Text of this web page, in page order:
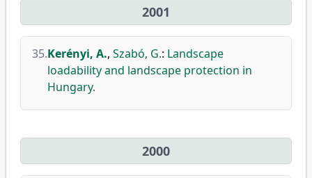
2001
35.Kerényi, A., Szabó, G.: Landscape
loadability and landscape protection in
Hungary.
2000